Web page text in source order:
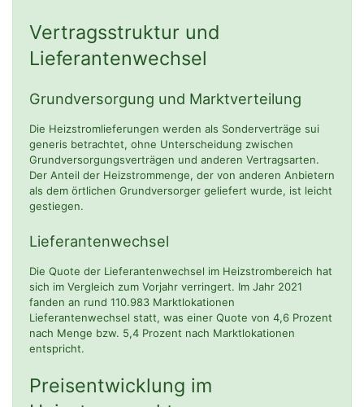
Vertragsstruktur und
Lieferantenwechsel
Grundversorgung und Marktverteilung
Die Heizstromlieferungen werden als Sonderverträge sui
generis betrachtet, ohne Unterscheidung zwischen
Grundversorgungsverträgen und anderen Vertragsarten.
Der Anteil der Heizstrommenge, der von anderen Anbietern
als dem örtlichen Grundversorger geliefert wurde, ist leicht
gestiegen.
Lieferantenwechsel
Die Quote der Lieferantenwechsel im Heizstrombereich hat
sich im Vergleich zum Vorjahr verringert. Im Jahr 2021
fanden an rund 110.983 Marktlokationen
Lieferantenwechsel statt, was einer Quote von 4,6 Prozent
nach Menge bzw. 5,4 Prozent nach Marktlokationen
entspricht.
Preisentwicklung im